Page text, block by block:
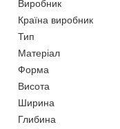
Виробник
Країна виробник
Тип
Матеріал
Форма
Висота
Ширина
Глибина